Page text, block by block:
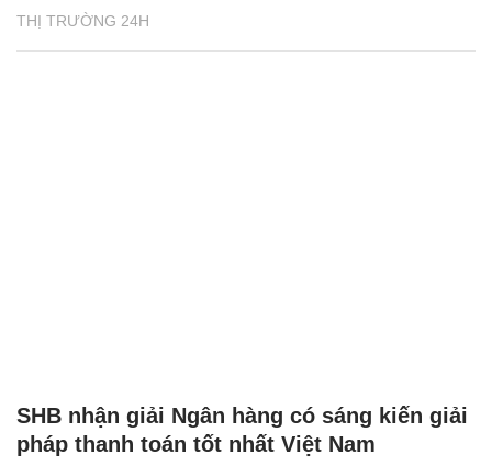
THỊ TRƯỜNG 24H
SHB nhận giải Ngân hàng có sáng kiến giải
pháp thanh toán tốt nhất Việt Nam